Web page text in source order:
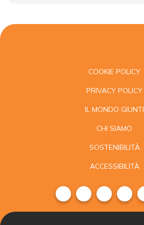
COOKIE POLICY
PRIVACY POLICY
IL MONDO GIUNTI
CHI SIAMO
SOSTENIBILITÀ
ACCESSIBILITÀ